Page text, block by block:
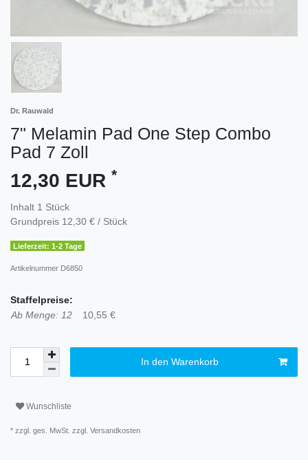
Dr. Rauwald
7" Melamin Pad One Step Combo
Pad 7 Zoll
12,30 EUR *
Inhalt 1 Stück
Grundpreis 12,30 € / Stück
Lieferzeit: 1-2 Tage
Artikelnummer D6850
Staffelpreise:
Ab Menge: 12
10,55 €
In den Warenkorb
Wunschliste
* zzgl. ges. MwSt. zzgl. Versandkosten